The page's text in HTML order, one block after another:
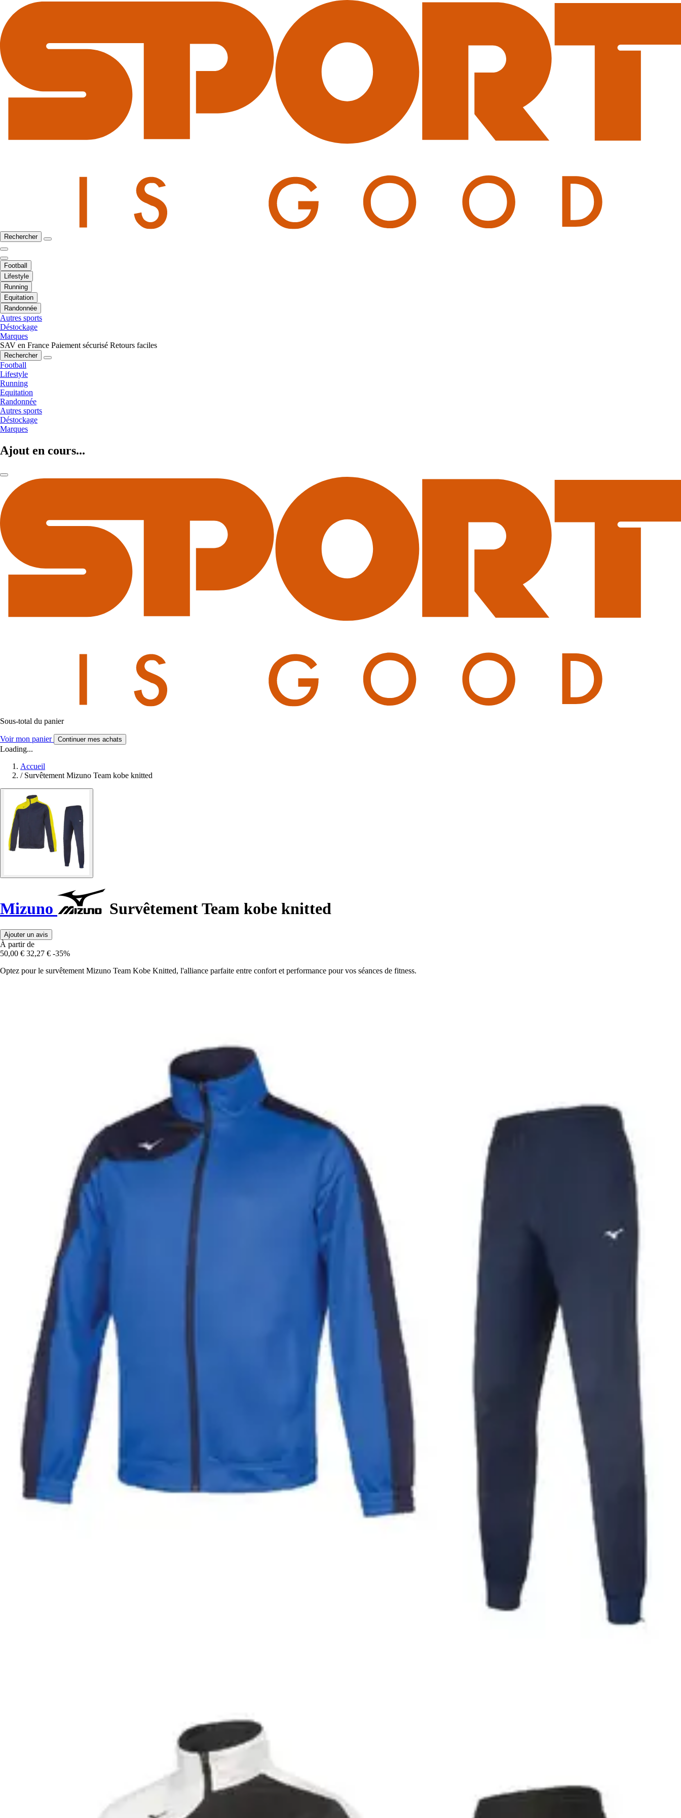
Rechercher
Football
Lifestyle
Running
Equitation
Randonnée
Autres sports
Déstockage
Marques
SAV en France Paiement sécurisé Retours faciles
Rechercher
Football
Lifestyle
Running
Equitation
Randonnée
Autres sports
Déstockage
Marques
Ajout en cours...
Sous-total du panier
Voir mon panier Continuer mes achats
Loading...
Accueil
/ Survêtement Mizuno Team kobe knitted
Mizuno Survêtement Team kobe knitted
Ajouter un avis
À partir de
50,00 € 32,27 € -35%
Optez pour le survêtement Mizuno Team Kobe Knitted, l'alliance parfaite entre confort et performance pour vos séances de fitness.